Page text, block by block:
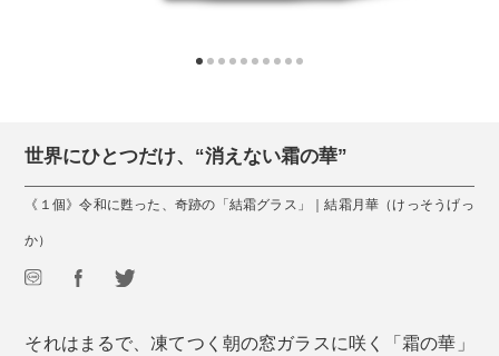
世界にひとつだけ、“消えない霜の華”
《１個》令和に甦った、奇跡の「結霜グラス」｜結霜月華（けっそうげっ
か）
それはまるで、凍てつく朝の窓ガラスに咲く「霜の華」